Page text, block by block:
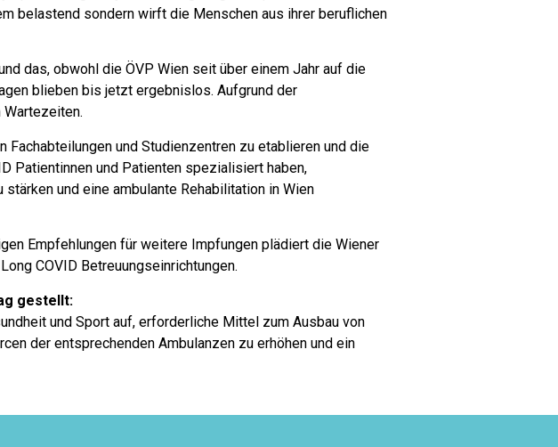
belastend sondern wirft die Menschen aus ihrer beruflichen
das, obwohl die ÖVP Wien seit über einem Jahr auf die
blieben bis jetzt ergebnislos. Aufgrund der
und Studienzentren zu etablieren und die
Patientinnen und Patienten spezialisiert haben,
und eine ambulante Rehabilitation in Wien
Empfehlungen für weitere Impfungen plädiert die Wiener
COVID Betreuungseinrichtungen.
gestellt:
und Sport auf, erforderliche Mittel zum Ausbau von
der entsprechenden Ambulanzen zu erhöhen und ein